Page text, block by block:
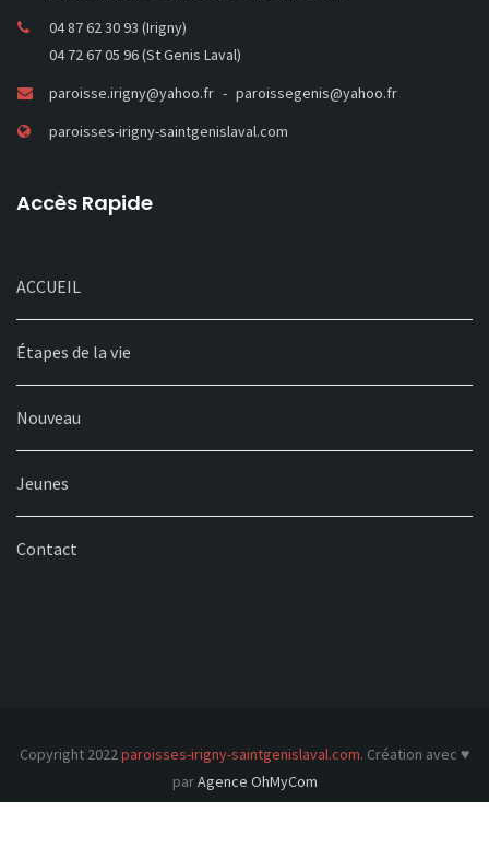
04 87 62 30 93 (Irigny)
04 72 67 05 96 (St Genis Laval)
paroisse.irigny@yahoo.fr
paroissegenis@yahoo.fr
paroisses-irigny-saintgenislaval.com
Accès Rapide
ACCUEIL
Étapes de la vie
Nouveau
Jeunes
Contact
Copyright 2022paroisses-irigny-saintgenislaval.com. Création avec ♥
parAgence OhMyCom